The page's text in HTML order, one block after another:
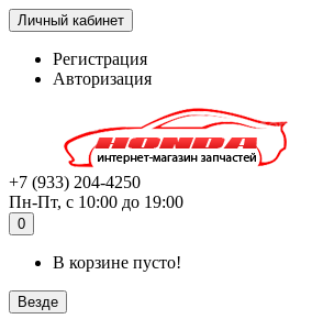
Личный кабинет
Регистрация
Авторизация
+7 (933) 204-4250
Пн-Пт, с 10:00 до 19:00
0
В корзине пусто!
Везде